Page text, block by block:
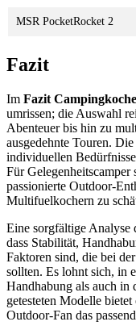
MSR PocketRocket 2
Fazit
Im Fazit
umrissen; die Auswahl
Abenteuer bis hin zu
ausgedehnte Touren.
individuellen
Für
passionierte Outdoor-
Multifuelkochern zu
Eine sorgfältige Analyse
dass Stabilität,
Faktoren sind, die bei der
sollten. Es lohnt sich, in
Handhabung als auch in
getesteten Modelle
Outdoor-Fan das